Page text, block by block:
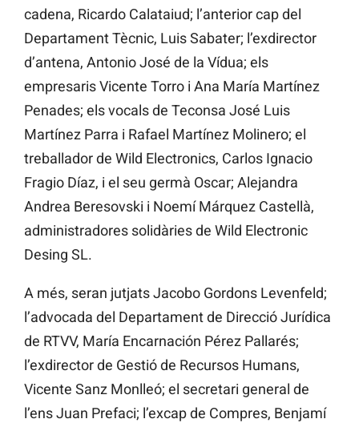
cadena, Ricardo Calataiud; l’anterior cap del
Departament Tècnic, Luis Sabater; l’exdirector
d’antena, Antonio José de la Vídua; els
empresaris Vicente Torro i Ana María Martínez
Penades; els vocals de Teconsa José Luis
Martínez Parra i Rafael Martínez Molinero; el
treballador de Wild Electronics, Carlos Ignacio
Fragio Díaz, i el seu germà Oscar; Alejandra
Andrea Beresovski i Noemí Márquez Castellà,
administradores solidàries de Wild Electronic
Desing SL.
A més, seran jutjats Jacobo Gordons Levenfeld;
l’advocada del Departament de Direcció Jurídica
de RTVV, María Encarnación Pérez Pallarés;
l’exdirector de Gestió de Recursos Humans,
Vicente Sanz Monlleó; el secretari general de
l’ens Juan Prefaci; l’excap de Compres, Benjamí